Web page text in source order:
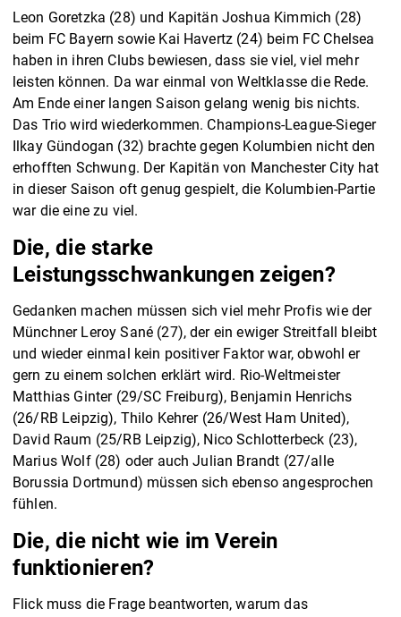
Leon Goretzka (28) und Kapitän Joshua Kimmich (28)
beim FC Bayern sowie Kai Havertz (24) beim FC Chelsea
haben in ihren Clubs bewiesen, dass sie viel, viel mehr
leisten können. Da war einmal von Weltklasse die Rede.
Am Ende einer langen Saison gelang wenig bis nichts.
Das Trio wird wiederkommen. Champions-League-Sieger
Ilkay Gündogan (32) brachte gegen Kolumbien nicht den
erhofften Schwung. Der Kapitän von Manchester City hat
in dieser Saison oft genug gespielt, die Kolumbien-Partie
war die eine zu viel.
Die, die starke
Leistungsschwankungen zeigen?
Gedanken machen müssen sich viel mehr Profis wie der
Münchner Leroy Sané (27), der ein ewiger Streitfall bleibt
und wieder einmal kein positiver Faktor war, obwohl er
gern zu einem solchen erklärt wird. Rio-Weltmeister
Matthias Ginter (29/SC Freiburg), Benjamin Henrichs
(26/RB Leipzig), Thilo Kehrer (26/West Ham United),
David Raum (25/RB Leipzig), Nico Schlotterbeck (23),
Marius Wolf (28) oder auch Julian Brandt (27/alle
Borussia Dortmund) müssen sich ebenso angesprochen
fühlen.
Die, die nicht wie im Verein
funktionieren?
Flick muss die Frage beantworten, warum das